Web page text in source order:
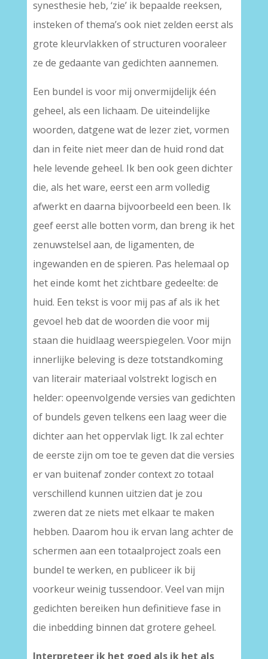
synesthesie heb, ‘zie’ ik bepaalde reeksen,
insteken of thema’s ook niet zelden eerst als
grote kleurvlakken of structuren vooraleer
ze de gedaante van gedichten aannemen.
Een bundel is voor mij onvermijdelijk één
geheel, als een lichaam. De uiteindelijke
woorden, datgene wat de lezer ziet, vormen
dan in feite niet meer dan de huid rond dat
hele levende geheel. Ik ben ook geen dichter
die, als het ware, eerst een arm volledig
afwerkt en daarna bijvoorbeeld een been. Ik
geef eerst alle botten vorm, dan breng ik het
zenuwstelsel aan, de ligamenten, de
ingewanden en de spieren. Pas helemaal op
het einde komt het zichtbare gedeelte: de
huid. Een tekst is voor mij pas af als ik het
gevoel heb dat de woorden die voor mij
staan die huidlaag weerspiegelen. Voor mijn
innerlijke beleving is deze totstandkoming
van literair materiaal volstrekt logisch en
helder: opeenvolgende versies van gedichten
of bundels geven telkens een laag weer die
dichter aan het oppervlak ligt. Ik zal echter
de eerste zijn om toe te geven dat die versies
er van buitenaf zonder context zo totaal
verschillend kunnen uitzien dat je zou
zweren dat ze niets met elkaar te maken
hebben. Daarom hou ik ervan lang achter de
schermen aan een totaalproject zoals een
bundel te werken, en publiceer ik bij
voorkeur weinig tussendoor. Veel van mijn
gedichten bereiken hun definitieve fase in
die inbedding binnen dat grotere geheel.
Interpreteer ik het goed als ik het als